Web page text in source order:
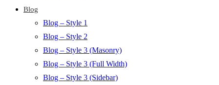
Blog
Blog – Style 1
Blog – Style 2
Blog – Style 3 (Masonry)
Blog – Style 3 (Full Width)
Blog – Style 3 (Sidebar)